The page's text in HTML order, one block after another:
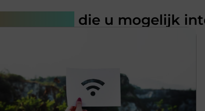
die u mogelijk